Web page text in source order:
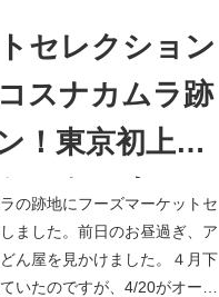
セレクション
スナカムラ跡
！東京初上陸
ットです
の跡地にフーズマーケットセ
ました。前日のお昼過ぎ、ア
ん屋を見かけました。４月下
いたのですが、4/20がオープ